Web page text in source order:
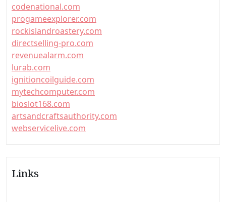
codenational.com
progameexplorer.com
rockislandroastery.com
directselling-pro.com
revenuealarm.com
lurab.com
ignitioncoilguide.com
mytechcomputer.com
bioslot168.com
artsandcraftsauthority.com
webservicelive.com
Links